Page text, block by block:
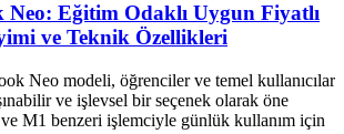
Eğitim Odaklı Uygun Fiyatlı
ve Teknik Özellikleri
Neo modeli, öğrenciler ve temel kullanıcılar
ve işlevsel bir seçenek olarak öne
M1 benzeri işlemciyle günlük kullanım için